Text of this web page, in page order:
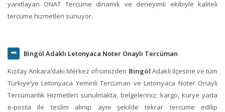
yanıtlayan ONAT Tercüme dinamik ve deneyimli ekibiyle kaliteli
tercüme hizmetleri sunuyor.
Bingöl Adaklı Letonyaca Noter Onaylı Tercüman
Kızılay Ankara‘daki Merkez ofisimizden Bingöl Adaklı ilçesine ve tüm
Türkiye’ye Letonyaca Yeminli Tercüman ve Letonyaca Noter Onaylı
Tercümanlık Hizmetleri sunulmakta, belgeleriniz; kargo, kurye yada
e-posta ile teslim alınıp aynı şekilde tekrar tercüme edilip